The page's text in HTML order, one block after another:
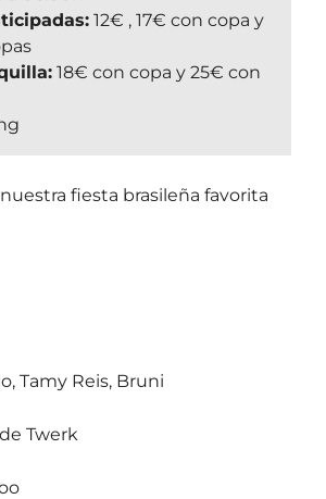
12€ , 17€ con copa y
18€ con copa y 25€ con
fiesta brasileña favorita
Tamy Reis, Bruni
Twerk